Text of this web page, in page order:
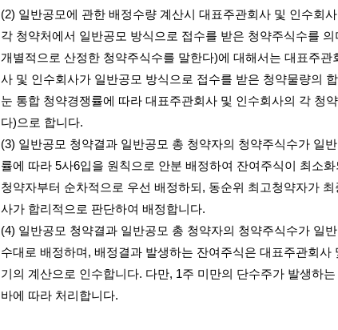
(2) 일반공모에 관한 배정수량 계산시 대표주관회사 및 인수회사
각 청약처에서 일반공모 방식으로 접수를 받은 청약주식수를 의
개별적으로 산정한 청약주식수를 말한다)에 대해서는 대표주관
사 및 인수회사가 일반공모 방식으로 접수를 받은 청약물량의
눈 통합 청약경쟁률에 따라 대표주관회사 및 인수회사의 각 청
다)으로 합니다.
(3) 일반공모 청약결과 일반공모 총 청약자의 청약주식수가 일
률에 따라 5사6입을 원칙으로 안분 배정하여 잔여주식이 최소
청약자부터 순차적으로 우선 배정하되 , 동순위 최고청약자가
사가 합리적으로 판단하여 배정합니다.
(4) 일반공모 청약결과 일반공모 총 청약자의 청약주식수가 일
수대로 배정하며 , 배정결과 발생하는 잔여주식은 대표주관회
기의 계산으로 인수합니다. 다만, 1주 미만의 단수주가 발생하는
바에 따라 처리합니다.